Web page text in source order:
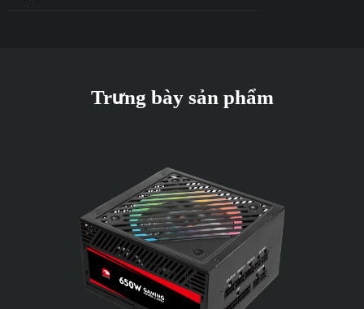
Trưng bày sản phẩm